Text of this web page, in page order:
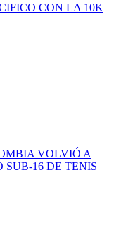
CON LA 10K
VOLVIÓ A
16 DE TENIS